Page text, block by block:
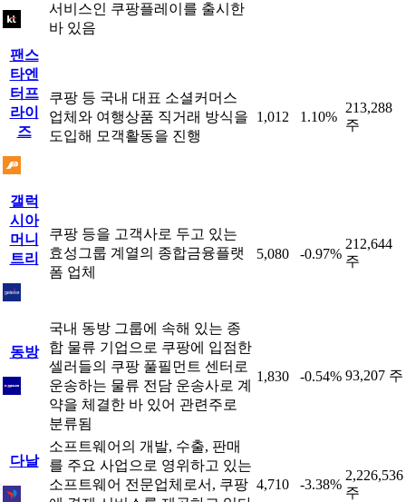
서비스인 쿠팡플레이를 출시한
바 있음
팬스
타엔
터프
라이
즈
쿠팡 등 국내 대표 소셜커머스
업체와 여행상품 직거래 방식을
도입해 모객활동을 진행
1,012 1.10%
213,288
주
갤럭
시아
머니
트리
쿠팡 등을 고객사로 두고 있는
효성그룹 계열의 종합금융플랫
폼 업체
5,080 -0.97%
212,644
주
동방
국내 동방 그룹에 속해 있는 종
합 물류 기업으로 쿠팡에 입점한
셀러들의 쿠팡 풀필먼트 센터로
운송하는 물류 전담 운송사로 계
약을 체결한 바 있어 관련주로
분류됨
1,830 -0.54% 93,207 주
다날
소프트웨어의 개발, 수출, 판매
를 주요 사업으로 영위하고 있는
소프트웨어 전문업체로서, 쿠팡 4,710 -3.38%
2,226,536
주